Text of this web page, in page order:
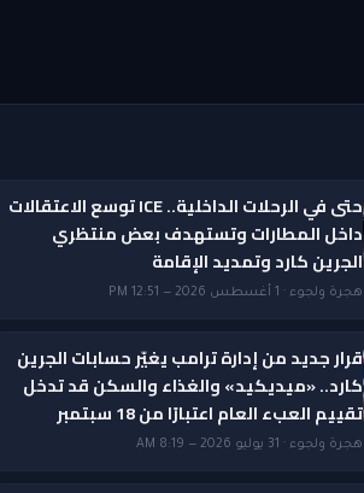
حتى في الرحلات الداخلية.. ICE توسع الاعتقالات
داخل المطارات وتستهدف بعض منتظري
الجرين كارد وتمديد الإقامة
هجرة ولجوء · 1 أغسطس 2026 — 12:51 PM
قرار جديد من إدارة ترامب يغيّر حسابات الجرين
كارد.. «ميديكيد» والغذاء والسكن قد تدخل
تقييم العبء العام اعتبارًا من 18 سبتمبر
هجرة ولجوء · 31 يوليو 2026 — 8:19 AM